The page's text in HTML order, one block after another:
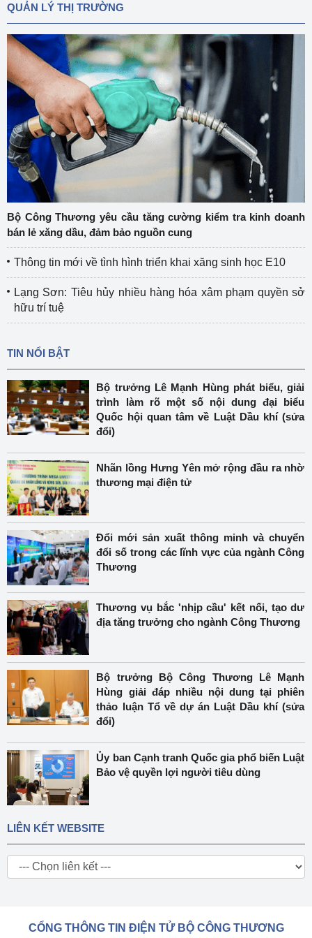
QUẢN LÝ THỊ TRƯỜNG
Bộ Công Thương yêu cầu tăng cường kiểm tra kinh doanh
bán lẻ xăng dầu, đảm bảo nguồn cung
Thông tin mới về tình hình triển khai xăng sinh học E10
Lạng Sơn: Tiêu hủy nhiều hàng hóa xâm phạm quyền sở
hữu trí tuệ
TIN NỔI BẬT
Bộ trưởng Lê Mạnh Hùng phát biểu, giải
trình làm rõ một số nội dung đại biểu
Quốc hội quan tâm về Luật Dầu khí (sửa
đổi)
Nhãn lồng Hưng Yên mở rộng đầu ra nhờ
thương mại điện tử
Đổi mới sản xuất thông minh và chuyển
đổi số trong các lĩnh vực của ngành Công
Thương
Thương vụ bắc 'nhịp cầu' kết nối, tạo dư
địa tăng trưởng cho ngành Công Thương
Bộ trưởng Bộ Công Thương Lê Mạnh
Hùng giải đáp nhiều nội dung tại phiên
thảo luận Tổ về dự án Luật Dầu khí (sửa
đổi)
Ủy ban Cạnh tranh Quốc gia phổ biến Luật
Bảo vệ quyền lợi người tiêu dùng
LIÊN KẾT WEBSITE
CỔNG THÔNG TIN ĐIỆN TỬ BỘ CÔNG THƯƠNG